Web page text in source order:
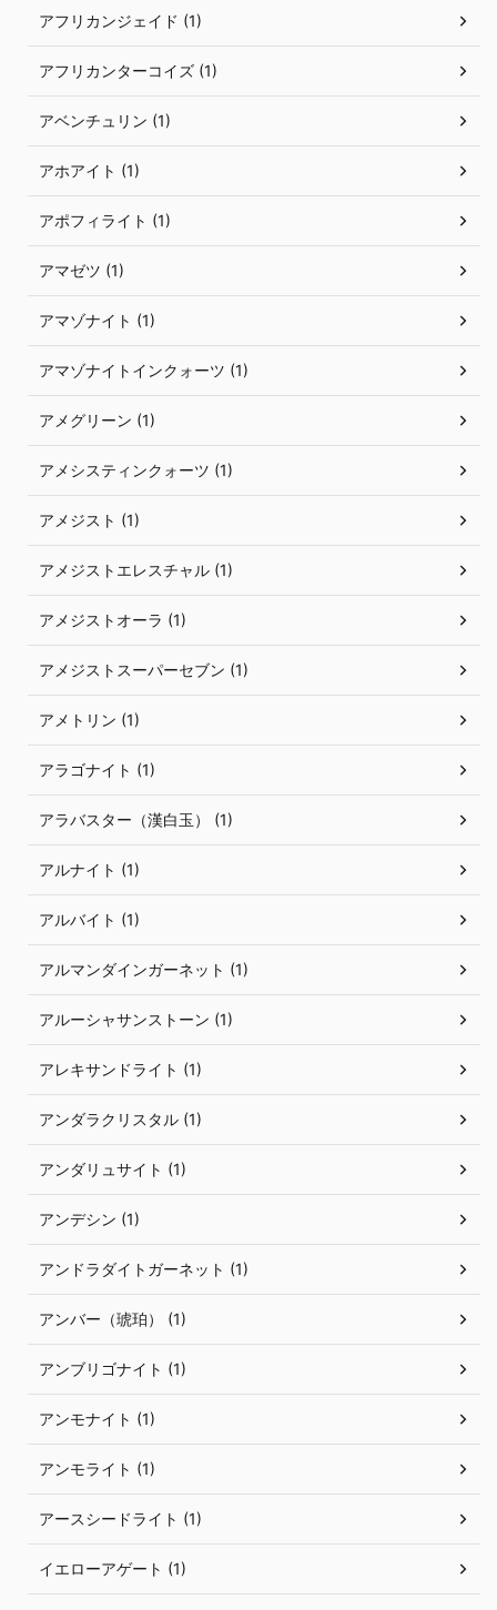
アフリカンジェイド (1)
アフリカンターコイズ (1)
アベンチュリン (1)
アホアイト (1)
アポフィライト (1)
アマゼツ (1)
アマゾナイト (1)
アマゾナイトインクォーツ (1)
アメグリーン (1)
アメシスティンクォーツ (1)
アメジスト (1)
アメジストエレスチャル (1)
アメジストオーラ (1)
アメジストスーパーセブン (1)
アメトリン (1)
アラゴナイト (1)
アラバスター（漢白玉） (1)
アルナイト (1)
アルバイト (1)
アルマンダインガーネット (1)
アルーシャサンストーン (1)
アレキサンドライト (1)
アンダラクリスタル (1)
アンダリュサイト (1)
アンデシン (1)
アンドラダイトガーネット (1)
アンバー（琥珀） (1)
アンブリゴナイト (1)
アンモナイト (1)
アンモライト (1)
アースシードライト (1)
イエローアゲート (1)